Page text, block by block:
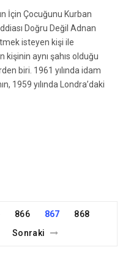
İçin Çocuğunu Kurban
Doğru Değil Adnan
isteyen kişi ile
kişinin aynı şahıs olduğu
biri. 1961 yılında idam
1959 yılında Londra’daki
866 867
868
Sonraki